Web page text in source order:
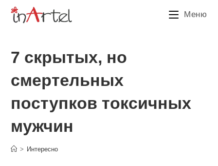
Перейти
Меню
7 скрытых, но
смертельных
поступков токсичных
мужчин
> Интересно